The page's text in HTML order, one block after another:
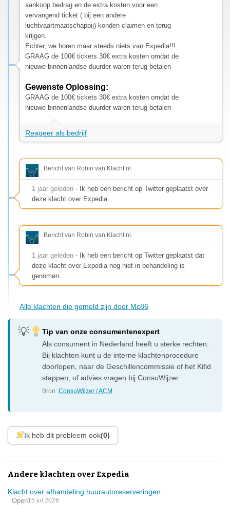
aankoop bedrag en de extra kosten voor een
vervangend ticket ( bij een andere
luchtvaartmaatschappij) konden claimen en terug
krijgen.
Echter, we horen maar steeds niets van Expedia!!!
GRAAG de 100€ tickets 30€ extra kosten omdat de
nieuwe binnenlandse duurder waren terug betalen
Gewenste Oplossing:
GRAAG de 100€ tickets 30€ extra kosten omdat de
nieuwe binnenlandse duurder waren terug betalen
Reageer als bedrijf
Bericht van Robin van Klacht.nl
1 jaar geleden - Ik heb een bericht op Twitter geplaatst over
deze klacht over Expedia
Bericht van Robin van Klacht.nl
1 jaar geleden - Ik heb een bericht op Twitter geplaatst dat
deze klacht over Expedia nog niet in behandeling is
genomen.
Alle klachten die gemeld zijn door Mc86
Tip van onze consumentenexpert
Als consument in Nederland heeft u sterke rechten.
Bij klachten kunt u de interne klachtenprocedure
doorlopen, naar de Geschillencommissie of het Kifid
stappen, of advies vragen bij ConsuWijzer.
Bron:ConsuWijzer / ACM
Ik heb dit probleem ook(0)
Andere klachten over Expedia
Klacht over afhandeling huurautoreserveringen
Open15 jul 2026